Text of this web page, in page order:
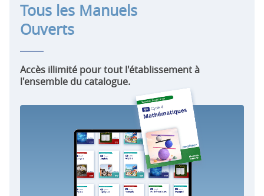
Tous les Manuels
Ouverts
Accès illimité pour tout l'établissement à
l'ensemble du catalogue.